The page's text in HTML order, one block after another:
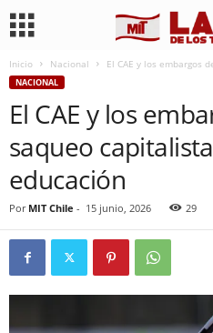
Inicio Nacional El CAE y los embargos
NACIONAL
El CAE y los
saqueo
educación
Por MIT Chile - 15 junio, 2026 29